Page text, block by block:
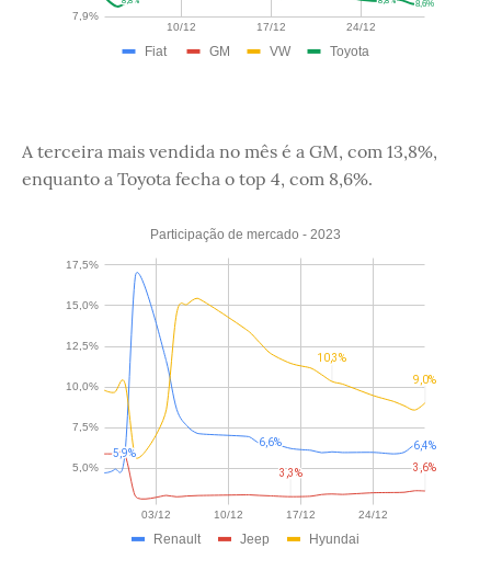
A terceira mais vendida no mês é a GM, com 13,8%,
enquanto a Toyota fecha o top 4, com 8,6%.